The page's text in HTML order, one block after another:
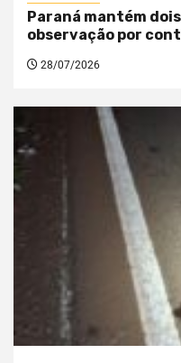
Paraná mantém
observação por
28/07/2026